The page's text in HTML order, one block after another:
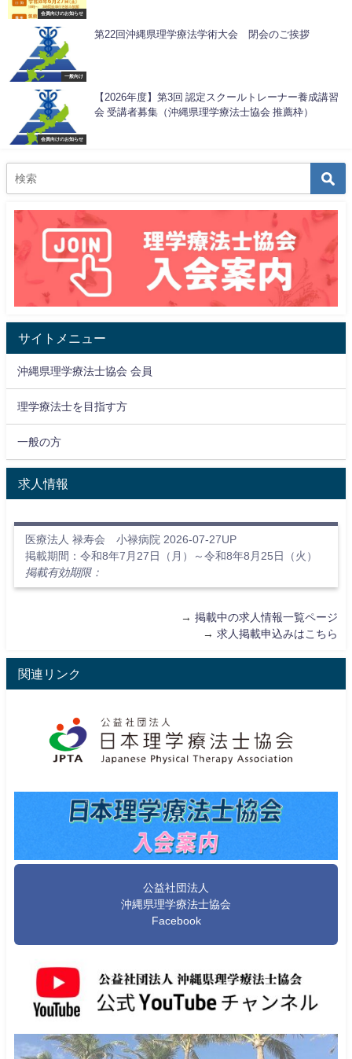
会員向けのお知らせ
一般向け
第22回沖縄県理学療法学術大会 閉会のご挨拶
会員向けのお知らせ
【2026年度】第3回 認定スクールトレーナー養成講習
会 受講者募集（沖縄県理学療法士協会 推薦枠）
サイトメニュー
沖縄県理学療法士協会 会員
理学療法士を目指す方
一般の方
求人情報
医療法人 禄寿会 小禄病院 2026-07-27UP
掲載期間：令和8年7月27日（月）～令和8年8月25日（火）
掲載有効期限：
→ 掲載中の求人情報一覧ページ
→ 求人掲載申込みはこちら
関連リンク
公益社団法人
沖縄県理学療法士協会
Facebook